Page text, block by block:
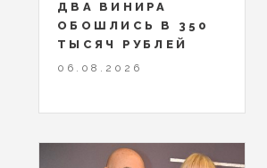
ДВА ВИНИРА
ОБОШЛИСЬ В 350
ТЫСЯЧ РУБЛЕЙ
06.08.2026